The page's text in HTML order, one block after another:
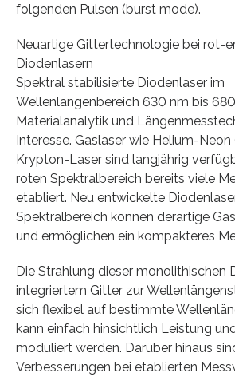
folgenden Pulsen (burst mode).
Neuartige Gittertechnologie bei rot-
Diodenlasern
Spektral stabilisierte Diodenlaser im
Wellenlängenbereich 630 nm bis
Materialanalytik und
Interesse. Gaslaser wie Helium-
Krypton-Laser sind langjährig
roten Spektralbereich bereits viele
etabliert. Neu entwickelte
Spektralbereich können derartige
und ermöglichen ein kompakteres
Die Strahlung dieser monolithischen
integriertem Gitter zur
sich flexibel auf bestimmte
kann einfach hinsichtlich Leistung
moduliert werden. Darüber hinaus
Verbesserungen bei etablierten